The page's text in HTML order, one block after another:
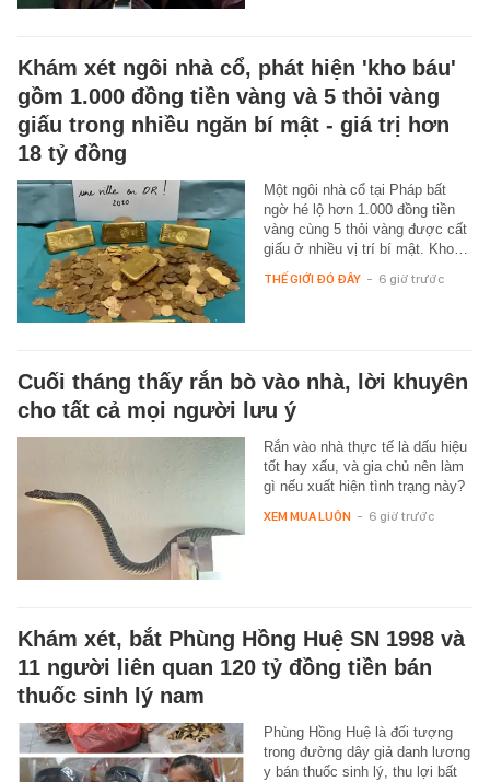
Khám xét ngôi nhà cổ, phát hiện 'kho báu'
gồm 1.000 đồng tiền vàng và 5 thỏi vàng
giấu trong nhiều ngăn bí mật - giá trị hơn
18 tỷ đồng
Một ngôi nhà cổ tại Pháp bất
ngờ hé lộ hơn 1.000 đồng tiền
vàng cùng 5 thỏi vàng được cất
giấu ở nhiều vị trí bí mật. Kho…
THẾ GIỚI ĐÓ ĐÂY - 6 giờ trước
Cuối tháng thấy rắn bò vào nhà, lời khuyên
cho tất cả mọi người lưu ý
Rắn vào nhà thực tế là dấu hiệu
tốt hay xấu, và gia chủ nên làm
gì nếu xuất hiện tình trạng này?
XEM MUA LUÔN - 6 giờ trước
Khám xét, bắt Phùng Hồng Huệ SN 1998 và
11 người liên quan 120 tỷ đồng tiền bán
thuốc sinh lý nam
Phùng Hồng Huệ là đối tượng
trong đường dây giả danh lương
y bán thuốc sinh lý, thu lợi bất